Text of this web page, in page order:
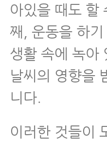
아있을 때도 할
째, 운동을 하
생활 속에 녹아
날씨의 영향을
니다.
이러한 것들이